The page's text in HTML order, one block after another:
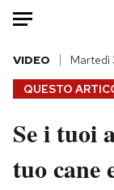
HOME
Italia
Politica
QUESTO
VIDEO Martedì
Se i tuoi
tuo cane